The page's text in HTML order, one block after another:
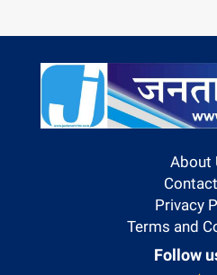
About
Privacy
Terms and
Follow